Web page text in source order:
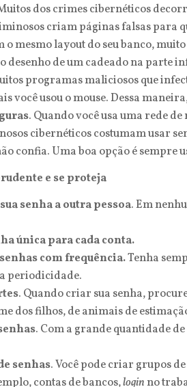
dos crimes cibernéticos
criam páginas falsas para
o mesmo layout do seu banco,
desenho de um cadeado na parte
programas maliciosos que
você usou o mouse. Dessa
. Quando você usa uma rede
cibernéticos costumam usar
confia. Uma boa opção é
e se proteja
senha a outra pessoa. Em
única para cada conta.
senhas com frequência.Tenha
periodicidade.
. Quando criar sua senha,
dos filhos, de animais de
. Com a grande quantidade
senhas. Você pode criar grupos
contas de bancos,login no